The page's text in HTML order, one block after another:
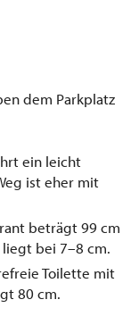
dem Parkplatz
ein leicht
ist eher mit
beträgt 99 cm
bei 7–8 cm.
Toilette mit
80 cm.